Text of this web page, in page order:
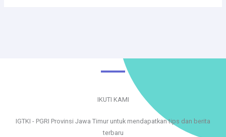
IKUTI KAMI
IGTKI - PGRI Provinsi Jawa Timur untuk mendapatkan tips dan berita
terbaru